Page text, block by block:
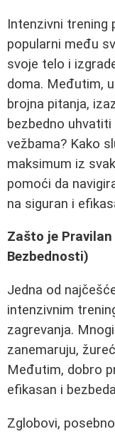
Intenzivni trening
popularni među
svoje telo i
doma. Međutim,
brojna pitanja,
bezbedno
vežbama? Kako
maksimum iz
pomoći da
na siguran i
Zašto je
Bezbednosti)
Jedna od
intenzivnim
zagrevanja.
zanemaruju,
Međutim, dobro
efikasan i
Zglobovi,